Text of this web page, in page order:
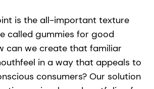
is the all-important texture
called gummies for good
can we create that familiar
in a way that appeals to
consumers? Our solution